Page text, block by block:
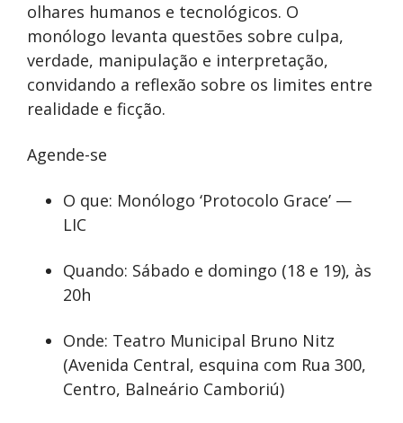
olhares humanos e tecnológicos. O
monólogo levanta questões sobre culpa,
verdade, manipulação e interpretação,
convidando a reflexão sobre os limites entre
realidade e ficção.
Agende-se
O que: Monólogo ‘Protocolo Grace’ —
LIC
Quando: Sábado e domingo (18 e 19), às
20h
Onde: Teatro Municipal Bruno Nitz
(Avenida Central, esquina com Rua 300,
Centro, Balneário Camboriú)